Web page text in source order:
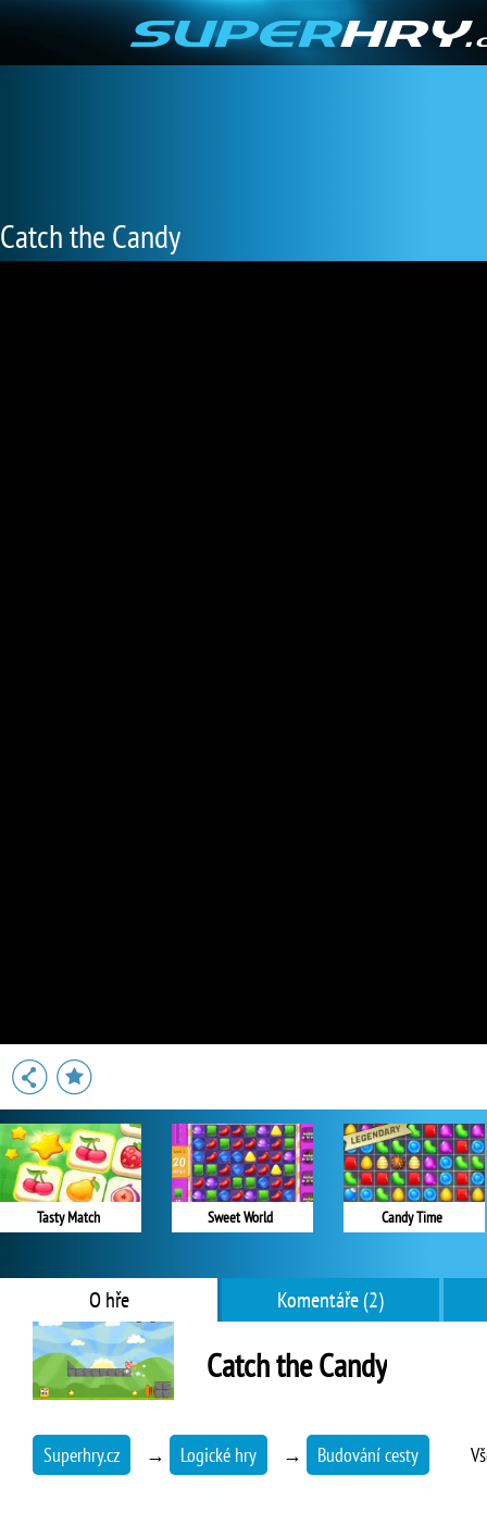
Catch the Candy
Tasty Match Sweet World Candy Time
O hře Komentáře (2)
Catch the Candy
Superhry.cz → Logické hry → Budování cesty